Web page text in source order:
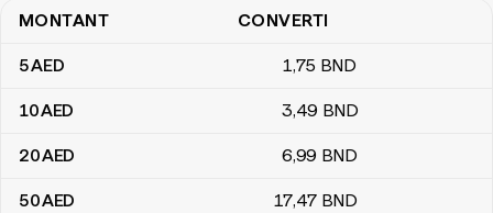
Table de conversion dirhams des Émirats arabes unis vers
MONTANT CONVERTI
5AED 1,75 BND
10AED 3,49 BND
20AED 6,99 BND
50AED 17,47 BND